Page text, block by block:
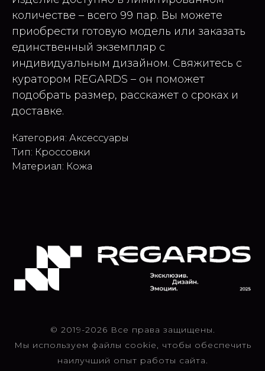
количестве – всего 99 пар. Вы можете
приобрести готовую модель или заказать
единственный экземпляр с
индивидуальным дизайном. Свяжитесь с
куратором REGARDS – он поможет
подобрать размер, расскажет о сроках и
доставке.
Категория: Аксессуары
Тип: Кроссовки
Материал: Кожа
© 2019-2026 Все права защищены.
Мы используем файлы cookie, чтобы обеспечить
наилучший опыт работы сайта.